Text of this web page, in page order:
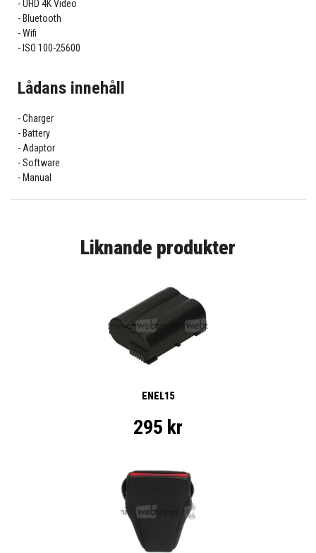
UHD 4K Video
Bluetooth
Wifi
ISO 100-25600
Lådans innehåll
Charger
Battery
Adaptor
Software
Manual
Liknande produkter
ENEL15
295 kr